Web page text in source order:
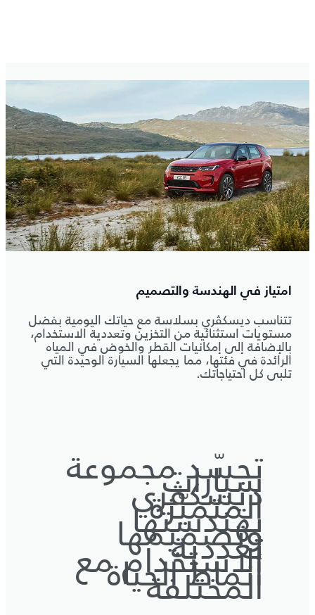
امتياز في الهندسة والتصميم
تتناسب ديسكڤري بسلاسة مع حياتك اليومية بفضل
مستويات استثنائية من التخزين وتعددية الاستخدام،
بالإضافة إلى إمكانيات القطر والخوض في المياه
الرائدة في فئتها، مما يجعلها السيارة الوحيدة التي
تلبي كل احتياجاتك.
تجسّد مجموعة
سيارات
ديسكڤري
المتميّزة
بهندستها
وتصميمها
تعددية
الاستخدام مع
أنماط الحياة
المختلفة